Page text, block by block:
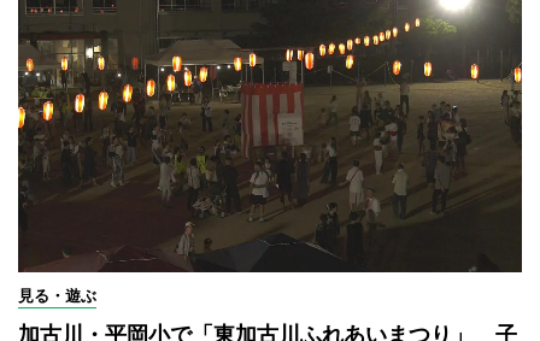
見る・遊ぶ
加古川・平岡小で「東加古川ふれあいまつり」 子